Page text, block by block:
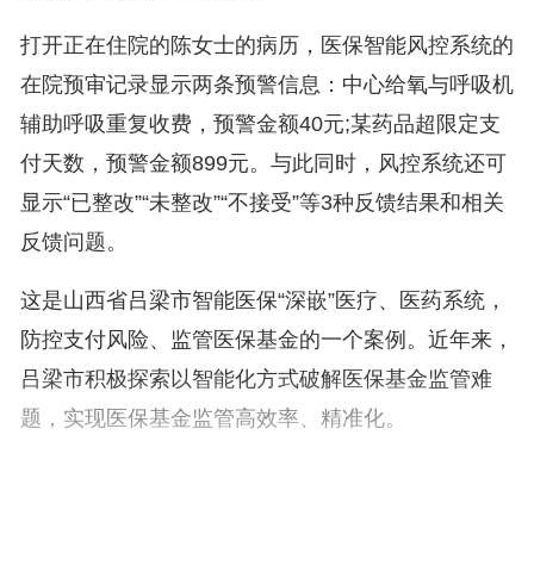
打开正在住院的陈女士的病历，医保智能风控系统的
在院预审记录显示两条预警信息：中心给氧与呼吸机
辅助呼吸重复收费，预警金额40元;某药品超限定支
付天数，预警金额899元。与此同时，风控系统还可
显示“已整改”“未整改”“不接受”等3种反馈结果和相关
反馈问题。
这是山西省吕梁市智能医保“深嵌”医疗、医药系统，
防控支付风险、监管医保基金的一个案例。近年来，
吕梁市积极探索以智能化方式破解医保基金监管难
题，实现医保基金监管高效率、精准化。